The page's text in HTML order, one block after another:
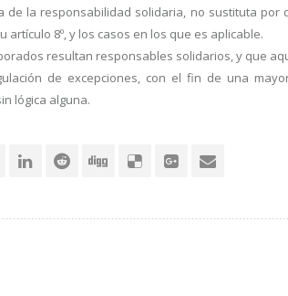
de la responsabilidad solidaria, no sustituta
artículo 8º, y los casos en los que es aplicable.
resultan responsables solidarios, y que
de excepciones, con el fin de una
lógica alguna.